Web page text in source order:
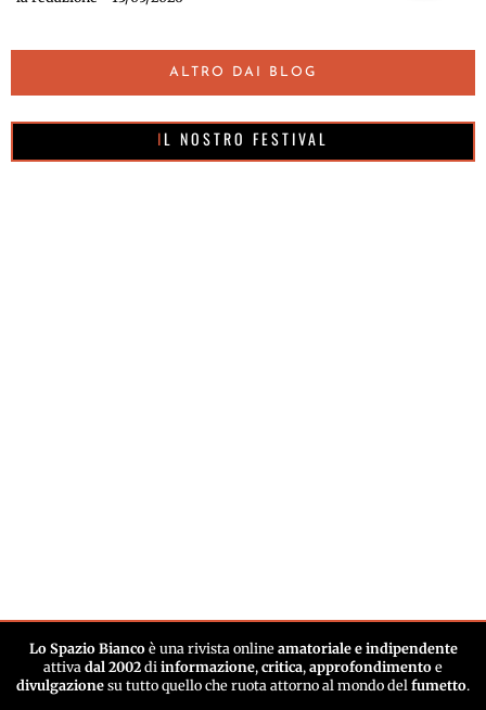
ALTRO DAI BLOG
IL NOSTRO FESTIVAL
Lo Spazio Biancoè una rivista online amatoriale e indipendente
attiva dal 2002 di informazione, critica, approfondimento e
divulgazione su tutto quello che ruota attorno al mondo del fumetto.